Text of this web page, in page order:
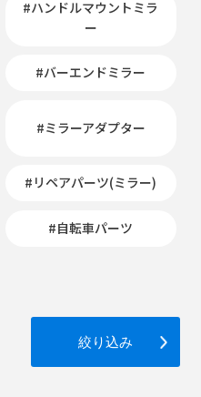
#ハンドルマウントミラ
ー
#バーエンドミラー
#ミラーアダプター
#リペアパーツ(ミラー)
#自転車パーツ
絞り込み